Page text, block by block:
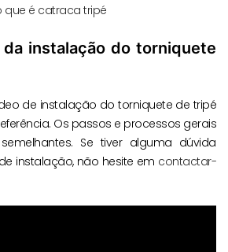
que é catraca tripé
da instalação do torniquete
de instalação do torniquete de tripé
Os passos e processos gerais
Se tiver alguma dúvida
instalação, não hesite em contactar-